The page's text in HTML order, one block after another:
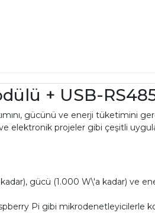
+ USB-
gücünü ve enerji tüketimini
elektronik projeler gibi çeşitli
gücü (1.000 W\'a kadar) ve
Pi gibi mikrodenetleyicilerle